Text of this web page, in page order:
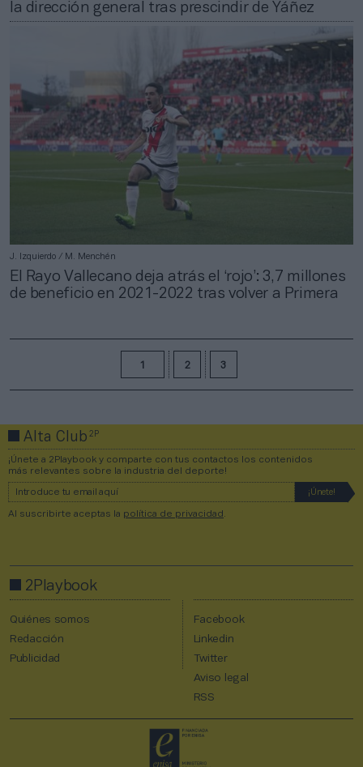
la dirección general tras prescindir de Yáñez
J. Izquierdo / M. Menchén
El Rayo Vallecano deja atrás el ‘rojo’: 3,7 millones
de beneficio en 2021-2022 tras volver a Primera
2 3
Alta Club2P
¡Únete a 2Playbook y comparte con tus contactos los contenidos
más relevantes sobre la industria del deporte!
Al suscribirte aceptas la política de privacidad .
2Playbook
Quiénes somos
Redacción
Publicidad
Facebook
Linkedin
Twitter
Aviso legal
RSS